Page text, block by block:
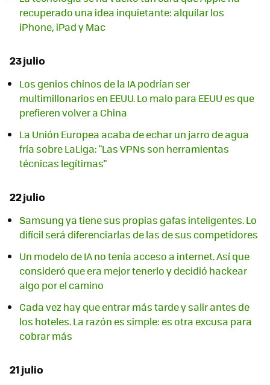
recuperado una idea inquietante: alquilar los
iPhone, iPad y Mac
23 julio
Los genios chinos de la IA podrían ser
multimillonarios en EEUU. Lo malo para EEUU es que
prefieren volver a China
La Unión Europea acaba de echar un jarro de agua
fría sobre LaLiga: "Las VPNs son herramientas
técnicas legítimas"
22 julio
Samsung ya tiene sus propias gafas inteligentes. Lo
difícil será diferenciarlas de las de sus competidores
Un modelo de IA no tenía acceso a internet. Así que
consideró que era mejor tenerlo y decidió hackear
algo por el camino
Cada vez hay que entrar más tarde y salir antes de
los hoteles. La razón es simple: es otra excusa para
cobrar más
21 julio